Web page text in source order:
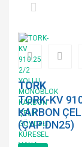
TORK
TORK-KV
KARBON
(ÇAP:DN25)